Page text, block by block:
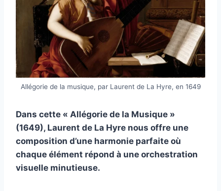
Allégorie de la musique, par Laurent de La Hyre, en 1649
Dans cette « Allégorie de la Musique »
(1649), Laurent de La Hyre nous offre une
composition d’une harmonie parfaite où
chaque élément répond à une orchestration
visuelle minutieuse.